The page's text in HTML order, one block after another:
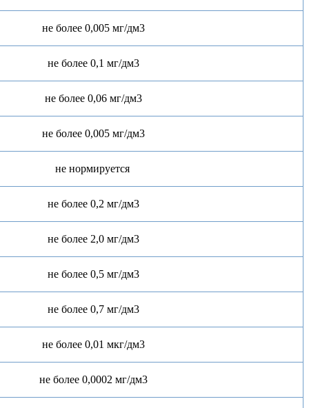
не более 0,005 мг/дм3
не более 0,1 мг/дм3
не более 0,06 мг/дм3
не более 0,005 мг/дм3
не нормируется
не более 0,2 мг/дм3
не более 2,0 мг/дм3
не более 0,5 мг/дм3
не более 0,7 мг/дм3
не более 0,01 мкг/дм3
не более 0,0002 мг/дм3